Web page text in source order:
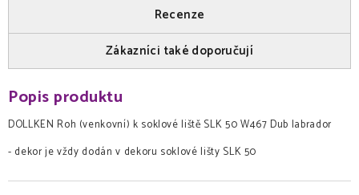
Recenze
Zákazníci také doporučují
Popis produktu
DOLLKEN Roh (venkovní) k soklové liště SLK 50 W467 Dub labrador
- dekor je vždy dodán v dekoru soklové lišty SLK 50